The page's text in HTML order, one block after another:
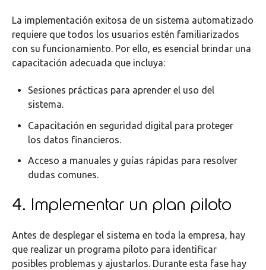
La implementación exitosa de un sistema automatizado
requiere que todos los usuarios estén familiarizados
con su funcionamiento. Por ello, es esencial brindar una
capacitación adecuada que incluya:
Sesiones prácticas para aprender el uso del
sistema.
Capacitación en seguridad digital para proteger
los datos financieros.
Acceso a manuales y guías rápidas para resolver
dudas comunes.
4. Implementar un plan piloto
Antes de desplegar el sistema en toda la empresa, hay
que realizar un programa piloto para identificar
posibles problemas y ajustarlos. Durante esta fase hay